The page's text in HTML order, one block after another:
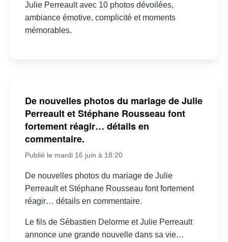
Julie Perreault avec 10 photos dévoilées,
ambiance émotive, complicité et moments
mémorables.
De nouvelles photos du mariage de Julie
Perreault et Stéphane Rousseau font
fortement réagir… détails en
commentaire.
Publié le mardi 16 juin à 18:20
De nouvelles photos du mariage de Julie
Perreault et Stéphane Rousseau font fortement
réagir… détails en commentaire.
Le fils de Sébastien Delorme et Julie Perreault
annonce une grande nouvelle dans sa vie…